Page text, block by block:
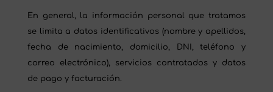
En general, la información personal que tratamos
se limita a datos identificativos (nombre y apellidos,
fecha de nacimiento, domicilio, DNI, teléfono y
correo electrónico), servicios contratados y datos
de pago y facturación.